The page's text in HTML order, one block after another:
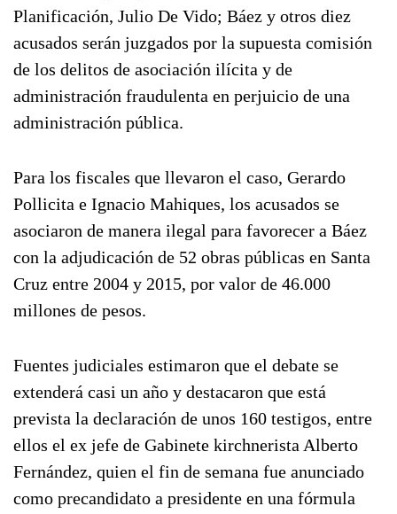
Planificación, Julio De Vido; Báez y otros diez
acusados serán juzgados por la supuesta comisión
de los delitos de asociación ilícita y de
administración fraudulenta en perjuicio de una
administración pública.
Para los fiscales que llevaron el caso, Gerardo
Pollicita e Ignacio Mahiques, los acusados se
asociaron de manera ilegal para favorecer a Báez
con la adjudicación de 52 obras públicas en Santa
Cruz entre 2004 y 2015, por valor de 46.000
millones de pesos.
Fuentes judiciales estimaron que el debate se
extenderá casi un año y destacaron que está
prevista la declaración de unos 160 testigos, entre
ellos el ex jefe de Gabinete kirchnerista Alberto
Fernández, quien el fin de semana fue anunciado
como precandidato a presidente en una fórmula